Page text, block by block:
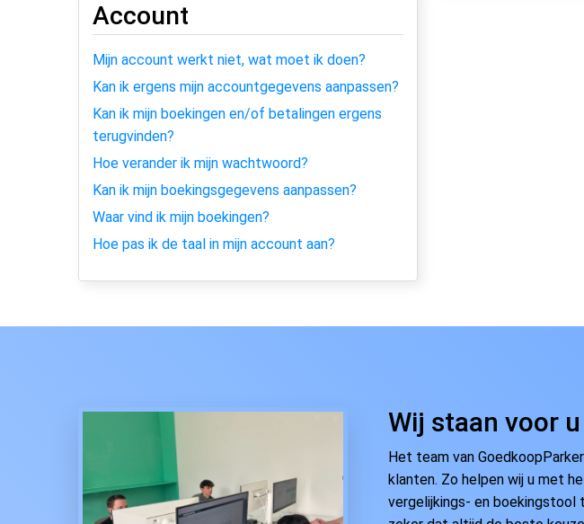
Account
Mijn account werkt niet, wat moet ik doen?
Kan ik ergens mijn accountgegevens aanpassen?
Kan ik mijn boekingen en/of betalingen ergens
terugvinden?
Hoe verander ik mijn wachtwoord?
Kan ik mijn boekingsgegevens aanpassen?
Waar vind ik mijn boekingen?
Hoe pas ik de taal in mijn account aan?
Wij staan voor
Het team van
klanten. Zo helpen wij u met
vergelijkings- en boekingstool